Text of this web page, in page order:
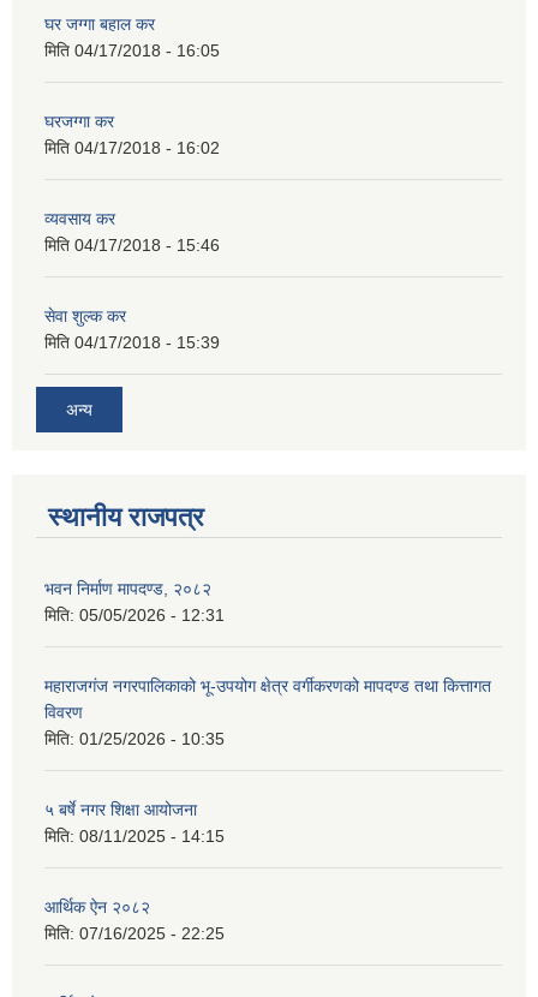
घर जग्गा बहाल कर
मिति 04/17/2018 - 16:05
घरजग्गा कर
मिति 04/17/2018 - 16:02
व्यवसाय कर
मिति 04/17/2018 - 15:46
सेवा शुल्क कर
मिति 04/17/2018 - 15:39
अन्य
स्थानीय राजपत्र
भवन निर्माण मापदण्ड, २०८२
मिति: 05/05/2026 - 12:31
महाराजगंज नगरपालिकाको भू-उपयोग क्षेत्र वर्गीकरणको मापदण्ड तथा कित्तागत
विवरण
मिति: 01/25/2026 - 10:35
५ बर्षे नगर शिक्षा आयोजना
मिति: 08/11/2025 - 14:15
आर्थिक ऐन २०८२
मिति: 07/16/2025 - 22:25